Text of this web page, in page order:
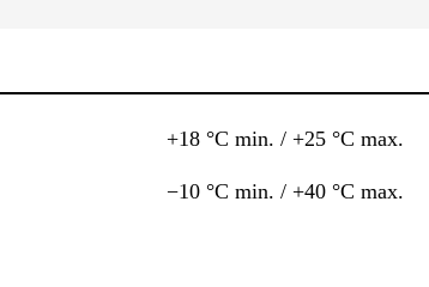
+18 °C min. / +25 °C max.
−10 °C min. / +40 °C max.